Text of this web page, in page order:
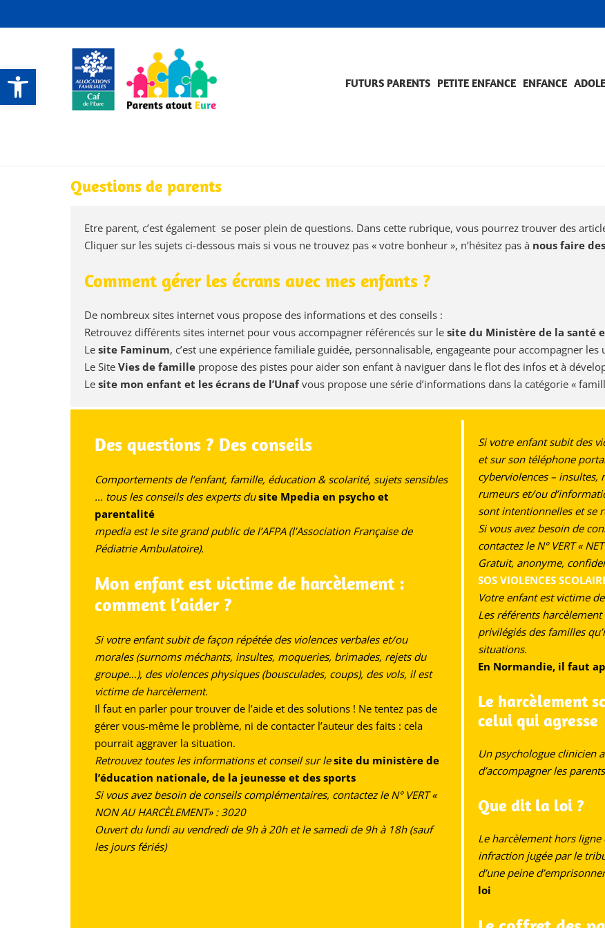
Ouvrir la barre d’outils FUTURS PARENTS PETITE ENFANCE ENFANCE
Questions de parents
Etre parent, c’est également se poser plein de questions. Dans cette rubrique, vous pourrez trouver des
Cliquer sur les sujets ci-dessous mais si vous ne trouvez pas « votre bonheur », n’hésitez pas à nous faire
Comment gérer les écrans avec mes enfants ?
De nombreux sites internet vous propose des informations et des conseils :
Retrouvez différents sites internet pour vous accompagner référencés sur le site du Ministère de la santé
Le site Faminum, c’est une expérience familiale guidée, personnalisable, engageante pour accompagner
Le Site Vies de famille propose des pistes pour aider son enfant à naviguer dans le flot des infos et à
Le site mon enfant et les écrans de l’Unaf vous propose une série d’informations dans la catégorie «
Des questions ? Des conseils
Comportements de l’enfant, famille, éducation & scolarité, sujets sensibles
… tous les conseils des experts du site Mpedia en psycho et
parentalité
mpedia est le site grand public de l’AFPA (l’Association Française de
Pédiatrie Ambulatoire).
Mon enfant est victime de harcèlement :
comment l’aider ?
Si votre enfant subit de façon répétée des violences verbales et/ou
morales (surnoms méchants, insultes, moqueries, brimades, rejets du
groupe…), des violences physiques (bousculades, coups), des vols, il est
victime de harcèlement.
Il faut en parler pour trouver de l’aide et des solutions ! Ne tentez pas de
gérer vous-même le problème, ni de contacter l’auteur des faits : cela
pourrait aggraver la situation.
Retrouvez toutes les informations et conseil sur le site du ministère de
l’éducation nationale, de la jeunesse et des sports
Si vous avez besoin de conseils complémentaires, contactez le N° VERT «
NON AU HARCÈLEMENT» : 3020
Ouvert du lundi au vendredi de 9h à 20h et le samedi de 9h à 18h (sauf
les jours fériés)
Si votre enfant subit des
et sur son téléphone
cyberviolences –
rumeurs et/ou
sont intentionnelles et se
Si vous avez besoin de
contactez le N° VERT «
Gratuit, anonyme,
SOS VIOLENCES
Votre enfant est victime
Les référents
privilégiés des familles
situations.
En Normandie, il faut
Le harcèlement
celui qui agresse
Un psychologue clinicien
d’accompagner les
Que dit la loi ?
Le harcèlement hors ligne
infraction jugée par le
d’une peine
loi